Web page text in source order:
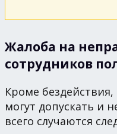
Жалоба на
сотрудников
Кроме
могут допускать и
всего случаются